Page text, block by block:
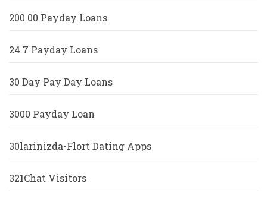
200.00 Payday Loans
24 7 Payday Loans
30 Day Pay Day Loans
3000 Payday Loan
30larinizda-Flort Dating Apps
321Chat Visitors